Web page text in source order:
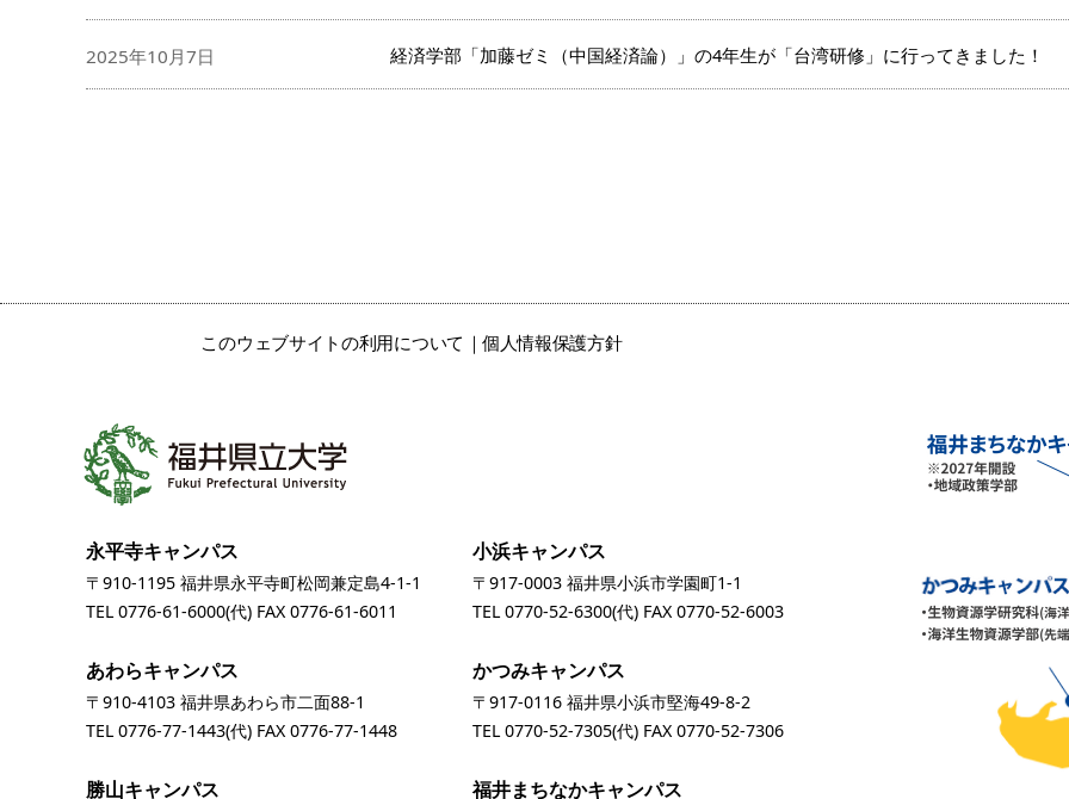
2025年10月7日 経済学部「加藤ゼミ（中国経済論）」の4年生が「台湾研修」に行ってきました！
このウェブサイトの利用について 個人情報保護方針
永平寺キャンパス
〒910-1195 福井県永平寺町松岡兼定島4-1-1
TEL0776-61-6000(代) FAX 0776-61-6011
小浜キャンパス
〒917-0003 福井県小浜市学園町1-1
TEL0770-52-6300(代) FAX 0770-52-6003
あわらキャンパス
〒910-4103 福井県あわら市二面88-1
TEL0776-77-1443(代) FAX 0776-77-1448
かつみキャンパス
〒917-0116 福井県小浜市堅海49-8-2
TEL0770-52-7305(代) FAX 0770-52-7306
勝山キャンパス 福井まちなかキャンパス